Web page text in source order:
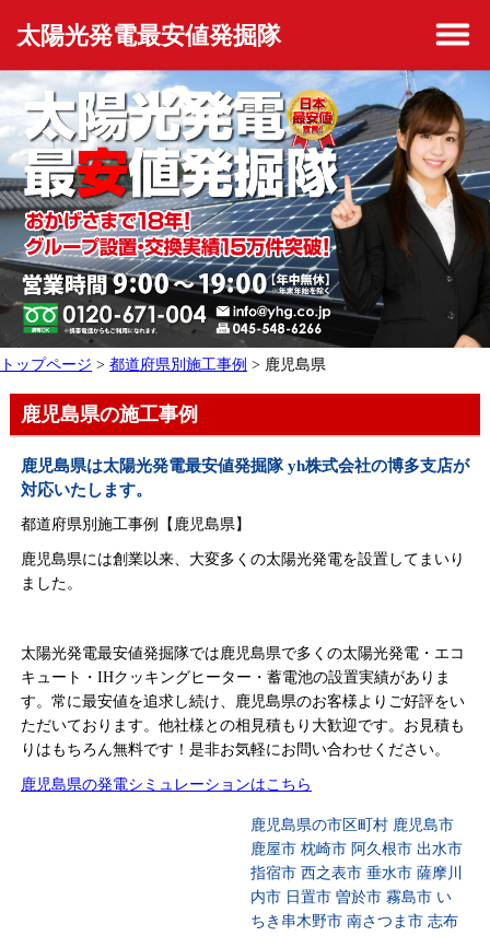
太陽光発電最安値発掘隊
トップページ > 都道府県別施工事例 > 鹿児島県
鹿児島県の施工事例
鹿児島県は太陽光発電最安値発掘隊 yh株式会社の博多支店が
対応いたします。
都道府県別施工事例【鹿児島県】
鹿児島県には創業以来、大変多くの太陽光発電を設置してまいり
ました。
太陽光発電最安値発掘隊では鹿児島県で多くの太陽光発電・エコ
キュート・IHクッキングヒーター・蓄電池の設置実績がありま
す。常に最安値を追求し続け、鹿児島県のお客様よりご好評をい
ただいております。他社様との相見積もり大歓迎です。お見積も
りはもちろん無料です！是非お気軽にお問い合わせください。
鹿児島県の発電シミュレーションはこちら
鹿児島県の市区町村 鹿児島市
鹿屋市 枕崎市 阿久根市 出水市
指宿市 西之表市 垂水市 薩摩川
内市 日置市 曽於市 霧島市 い
ちき串木野市 南さつま市 志布